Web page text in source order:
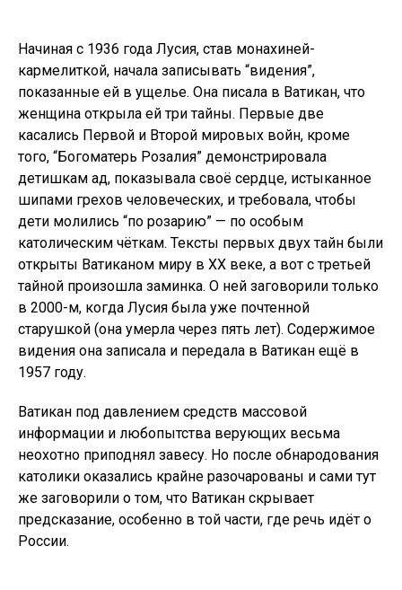
Начиная с 1936 года Лусия, став монахиней-
кармелиткой, начала записывать “видения”,
показанные ей в ущелье. Она писала в Ватикан, что
женщина открыла ей три тайны. Первые две
касались Первой и Второй мировых войн, кроме
того, “Богоматерь Розалия” демонстрировала
детишкам ад, показывала своё сердце, истыканное
шипами грехов человеческих, и требовала, чтобы
дети молились “по розарию” — по особым
католическим чёткам. Тексты первых двух тайн были
открыты Ватиканом миру в XX веке, а вот с третьей
тайной произошла заминка. О ней заговорили только
в 2000-м, когда Лусия была уже почтенной
старушкой (она умерла через пять лет). Содержимое
видения она записала и передала в Ватикан ещё в
1957 году.
Ватикан под давлением средств массовой
информации и любопытства верующих весьма
неохотно приподнял завесу. Но после обнародования
католики оказались крайне разочарованы и сами тут
же заговорили о том, что Ватикан скрывает
предсказание, особенно в той части, где речь идёт о
России.